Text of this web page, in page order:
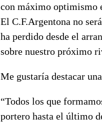
con máximo optimismo
El C.F.Argentona no
ha perdido desde el
sobre nuestro próximo
Me gustaría destacar
“Todos los que
portero hasta el último